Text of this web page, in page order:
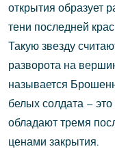
открытия образует
тени последней
Такую звезду
разворота на
называется
белых солдата –
обладают тремя
ценами закрытия.